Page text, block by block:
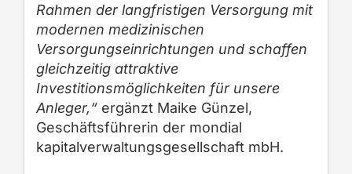
Rahmen der langfristigen Versorgung mit
modernen medizinischen
Versorgungseinrichtungen und schaffen
gleichzeitig attraktive
Investitionsmöglichkeiten für unsere
Anleger,“ ergänzt Maike Günzel,
Geschäftsführerin der mondial
kapitalverwaltungsgesellschaft mbH.